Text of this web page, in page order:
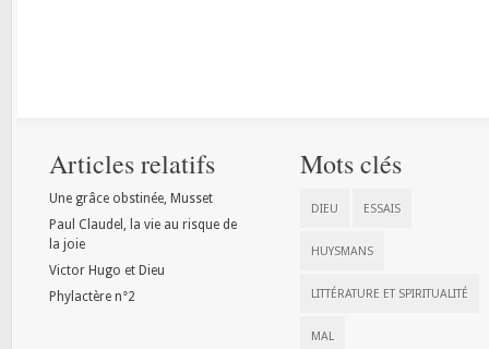
Articles relatifs
Une grâce obstinée, Musset
Paul Claudel, la vie au risque de
la joie
Victor Hugo et Dieu
Phylactère n°2
Mots clés
DIEU ESSAIS
HUYSMANS
LITTÉRATURE ET SPIRITUALITÉ
MAL